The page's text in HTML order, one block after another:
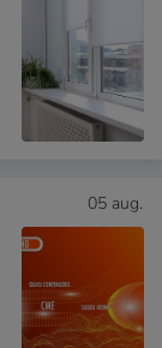
05 aug.